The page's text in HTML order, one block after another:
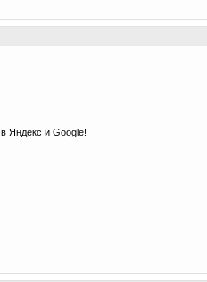
в Яндекс и Google!